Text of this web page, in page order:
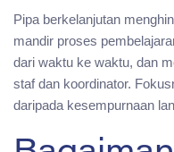
Pipa berkelanjutan
mandir proses
dari waktu ke waktu, dan
staf dan koordinator.
daripada kesempurnaan